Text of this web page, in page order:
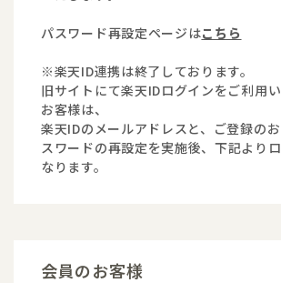
パスワード再設定ページはこちら
※楽天ID連携は終了しております。
旧サイトにて楽天IDログインをご利用
お客様は、
楽天IDのメールアドレスと、ご登録の
スワードの再設定を実施後、下記より
なります。
会員のお客様